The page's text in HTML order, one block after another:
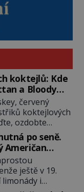
koktejlů: Kde
a Bloody
červený
koktejlových
ozdobte
a tadá…
pokud to má být
si pozor, ať
rye
bourbonu
whisku. Co
po seně.
Američan
ještě v 19.
i